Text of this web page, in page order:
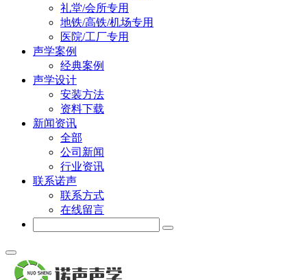
礼堂/会所专用
地铁/高铁/机场专用
医院/工厂专用
声学案例
经典案例
声学设计
安装方法
资料下载
新闻资讯
全部
公司新闻
行业资讯
联系诺声
联系方式
在线留言